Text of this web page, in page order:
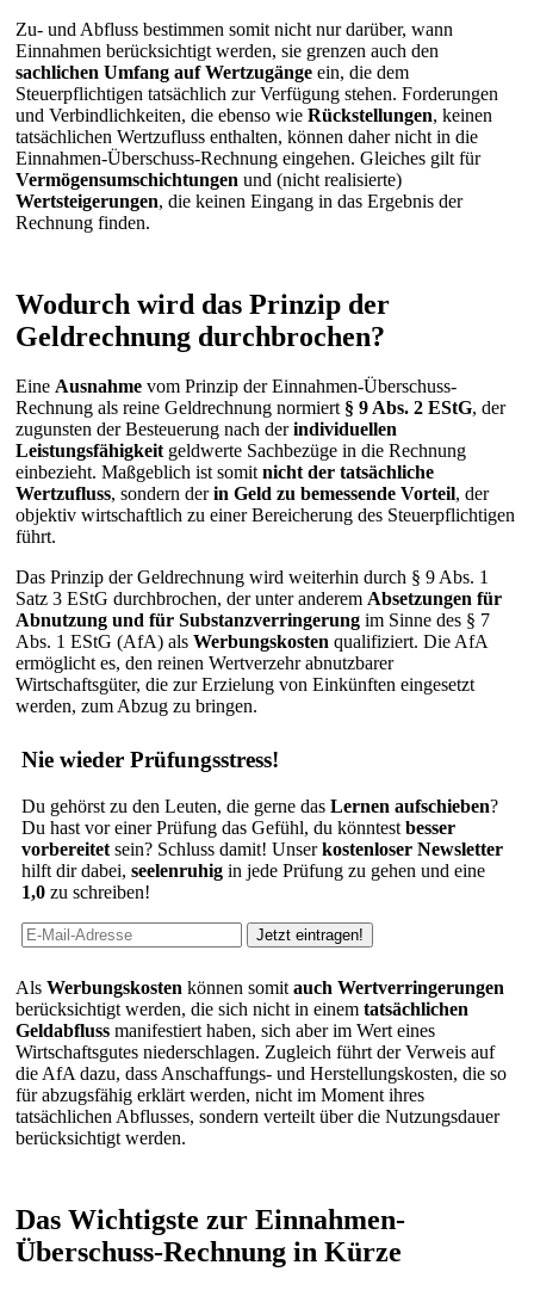
Zu- und Abfluss bestimmen somit nicht nur darüber, wann
Einnahmen berücksichtigt werden, sie grenzen auch den
sachlichen Umfang auf Wertzugänge ein, die dem
Steuerpflichtigen tatsächlich zur Verfügung stehen. Forderungen
und Verbindlichkeiten, die ebenso wie Rückstellungen, keinen
tatsächlichen Wertzufluss enthalten, können daher nicht in die
Einnahmen-Überschuss-Rechnung eingehen. Gleiches gilt für
Vermögensumschichtungen und (nicht realisierte)
Wertsteigerungen, die keinen Eingang in das Ergebnis der
Rechnung finden.
Wodurch wird das Prinzip der
Geldrechnung durchbrochen?
Eine Ausnahme vom Prinzip der Einnahmen-Überschuss-
Rechnung als reine Geldrechnung normiert § 9 Abs. 2 EStG, der
zugunsten der Besteuerung nach derindividuellen
Leistungsfähigkeitgeldwerte Sachbezüge in die Rechnung
einbezieht. Maßgeblich ist somitnicht der tatsächliche
Wertzufluss, sondern derin Geld zu bemessende Vorteil, der
objektiv wirtschaftlich zu einer Bereicherung des Steuerpflichtigen
führt.
Das Prinzip der Geldrechnung wird weiterhin durch § 9 Abs. 1
Satz 3 EStG durchbrochen, der unter anderem Absetzungen für
Abnutzung und für Substanzverringerung im Sinne des § 7
Abs. 1 EStG (AfA) als Werbungskosten qualifiziert. Die AfA
ermöglicht es, den reinen Wertverzehr abnutzbarer
Wirtschaftsgüter, die zur Erzielung von Einkünften eingesetzt
werden, zum Abzug zu bringen.
Nie wieder Prüfungsstress!
Du gehörst zu den Leuten, die gerne das Lernen aufschieben?
Du hast vor einer Prüfung das Gefühl, du könntest besser
vorbereitet sein? Schluss damit! Unserkostenloser Newsletter
hilft dir dabei, seelenruhig in jede Prüfung zu gehen und eine
1,0 zu schreiben!
Als Werbungskosten können somit auch Wertverringerungen
berücksichtigt werden, die sich nicht in einem tatsächlichen
Geldabfluss manifestiert haben, sich aber im Wert eines
Wirtschaftsgutes niederschlagen. Zugleich führt der Verweis auf
die AfA dazu, dass Anschaffungs- und Herstellungskosten, die so
für abzugsfähig erklärt werden, nicht im Moment ihres
tatsächlichen Abflusses, sondern verteilt über die Nutzungsdauer
berücksichtigt werden.
Das Wichtigste zur Einnahmen-
Überschuss-Rechnung in Kürze